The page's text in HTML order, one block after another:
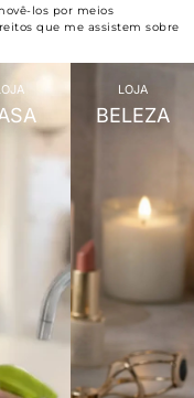
los por meios
que me assistem sobre
LOJA
BELEZA